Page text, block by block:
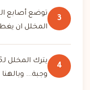
3
توضع أصابع
المخلل ان
4
وجبة...